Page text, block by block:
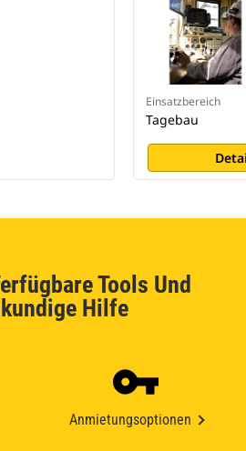
Einsatzbereich
Tagebau
Tools Und
Hilfe
Anmietungsoptionen